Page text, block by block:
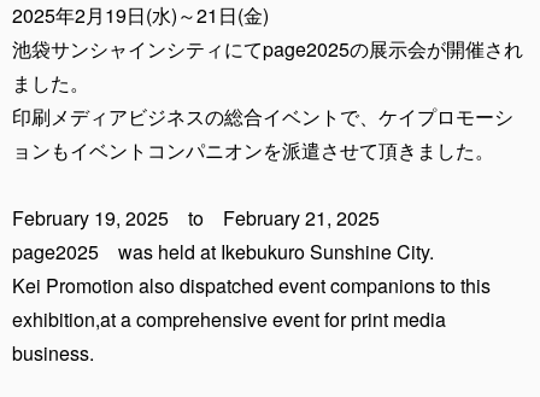
2025年2月19日(水)～21日(金)
池袋サンシャインシティにてpage2025の展示会が開催され
ました。
印刷メディアビジネスの総合イベントで、ケイプロモーシ
ョンもイベントコンパニオンを派遣させて頂きました。
February 19, 2025 to February 21, 2025
page2025 was held at Ikebukuro Sunshine City.
Kei Promotion also dispatched event companions to this
exhibition,at a comprehensive event for print media
business.